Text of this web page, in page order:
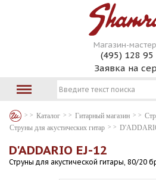
Магазин-
(495) 128 95
Заявка на
Каталог Гитарный магазин
Струны для акустических гитар
D'ADDARIO EJ-12
Струны для акустической гитары, 80/20